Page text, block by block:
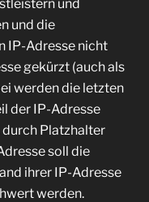
und
und die
IP-Adresse nicht
gekürzt (auch als
werden die letzten
der IP-Adresse
durch Platzhalter
soll die
ihrer IP-Adresse
werden.